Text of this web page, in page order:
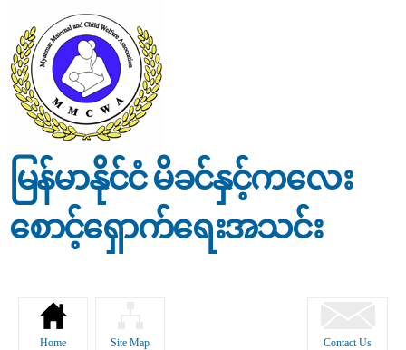
content
မြန်မာနိုင်ငံ မိခင်နှင့်ကလေး
စောင့်ရှောက်ရေးအသင်း
Home Site Map Contact Us